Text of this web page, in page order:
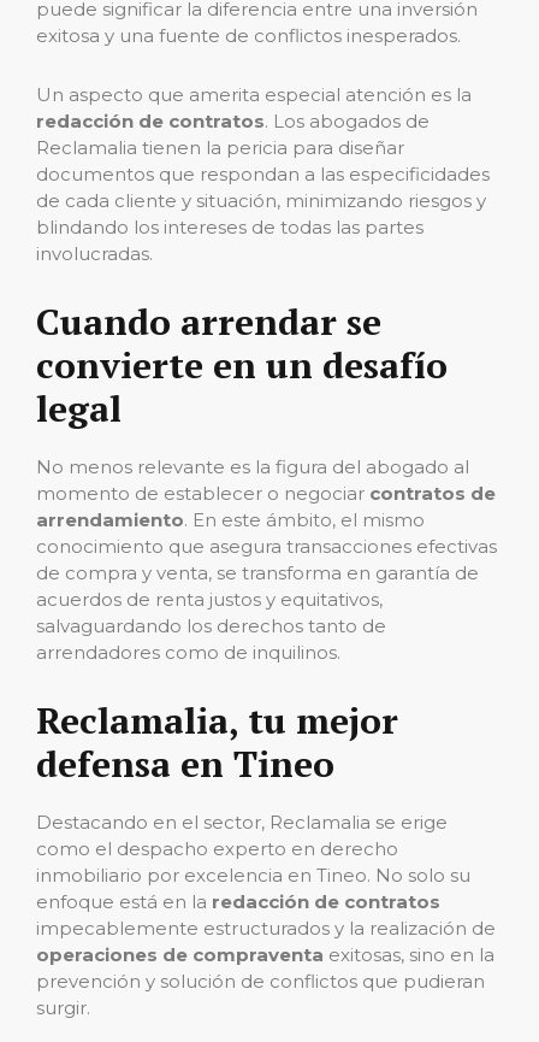
puede significar la diferencia entre una inversión
exitosa y una fuente de conflictos inesperados.
Un aspecto que amerita especial atención es la
redacción de contratos. Los abogados de
Reclamalia tienen la pericia para diseñar
documentos que respondan a las especificidades
de cada cliente y situación, minimizando riesgos y
blindando los intereses de todas las partes
involucradas.
Cuando arrendar se
convierte en un desafío
legal
No menos relevante es la figura del abogado al
momento de establecer o negociar contratos de
arrendamiento. En este ámbito, el mismo
conocimiento que asegura transacciones efectivas
de compra y venta, se transforma en garantía de
acuerdos de renta justos y equitativos,
salvaguardando los derechos tanto de
arrendadores como de inquilinos.
Reclamalia, tu mejor
defensa en Tineo
Destacando en el sector, Reclamalia se erige
como el despacho experto en derecho
inmobiliario por excelencia en Tineo. No solo su
enfoque está en la redacción de contratos
impecablemente estructurados y la realización de
operaciones de compraventa exitosas, sino en la
prevención y solución de conflictos que pudieran
surgir.